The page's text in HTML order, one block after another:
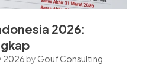
2026:
2026 by Gouf Consulting